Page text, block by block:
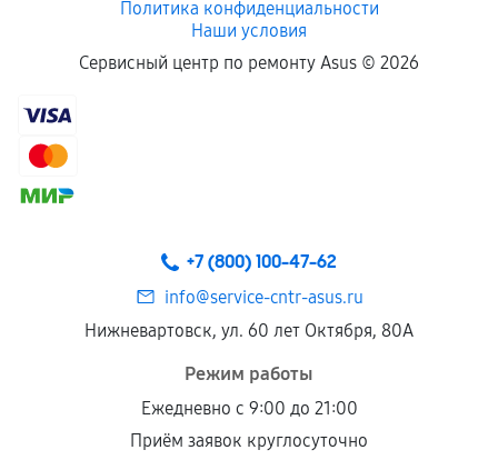
Политика конфиденциальности
Наши условия
Сервисный центр по ремонту Asus © 2026
+7 (800) 100-47-62
info@service-cntr-asus.ru
Нижневартовск, ул. 60 лет Октября, 80А
Режим работы
Ежедневно с 9:00 до 21:00
Приём заявок круглосуточно